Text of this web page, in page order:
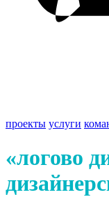
проекты услуги
«логово